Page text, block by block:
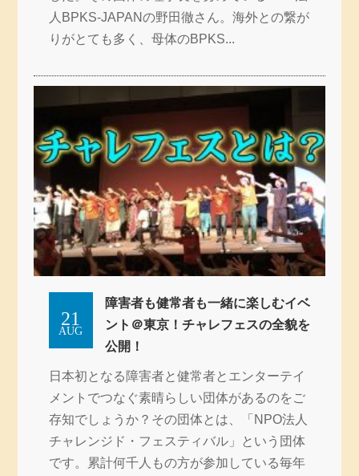
人BPKS-JAPANの野田徹さん。海外との繋が
りがとても多く、母体のBPKS...
AUG
21
障害者も健常者も一緒に楽しむイベ
ント＠東京！チャレフェスの全貌を
公開！
日本初となる障害者と健常者とエンターテイ
メントでつなぐ素晴らしい団体があるのをご
存知でしょうか？その団体とは、「NPO法人
チャレンジド・フェスティバル」という団体
です。累計何千人もの方が参加している毎年